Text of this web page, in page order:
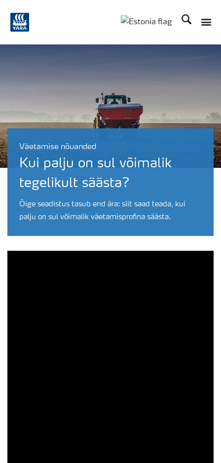
Otsi
Väetamise nõuanded
Kui palju on sul võimalik
tegelikult säästa?
Õige seadistus tasub end ära: siit saad teada, kui
palju on sul võimalik väetamisprofina säästa.